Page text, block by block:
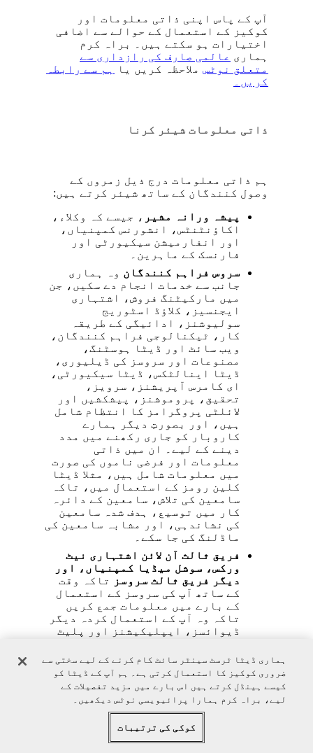
آپ کے پاس اپنی ذاتی معلومات اور
کوکیز کے استعمال کے حوالے سے اضافی
اختیارات ہو سکتے ہیں۔ براہ کرم
ہماری عالمی صارف کی رازداری سے
متعلق نوٹس ملاحظہ کریں یا
ہم سے رابطہ
کریں۔
ذاتی معلومات شیئر کرنا
ہم ذاتی معلومات درج ذیل زمروں کے
وصول کنندگان کے ساتھ شیئر کرتے ہیں:
پیشہ ورانہ مشیر ، جیسے کہ وکلاء،
اکاؤنٹنٹس، انشورنس کمپنیاں،
اور انفارمیشن سیکیورٹی اور
فارنسک کے ماہرین۔
سروس فراہم کنندگان وہ ہماری
جانب سے خدمات انجام دے سکیں، جن
میں مارکیٹنگ فروش، اشتہاری
ایجنسیز، کلاؤڈ اسٹوریج
سولیوشنز، ادائیگی کے طریقہ
کار، ٹیکنالوجی فراہم کنندگان،
ویب سائٹ اور ڈیٹا ہوسٹنگ،
مصنوعات اور سروسز کی ڈیلیوری،
ڈیٹا اینالٹکس، ڈیٹا سیکیورٹی،
ای کامرس آپریشنز، سرویز،
تحقیق، پروموشنز، پیشکشیں اور
لائلٹی پروگرامز کا انتظام شامل
ہیں، اور بصورتِ دیگر ہمارے
کاروبار کو جاری رکھنے میں مدد
دینے کے لیے۔ ان میں ذاتی
معلومات اور فرضی ناموں کی صورت
میں معلومات شامل ہیں، مثلا ڈیٹا
کلین رومز کے استعمال میں، تاکہ
سامعین کی تلاش، سامعین کے دائرہ
کار میں توسیع، ہدف شدہ سامعین
کی نشاندہی، اور مشابہ سامعین کی
ماڈلنگ کی جا سکے۔
فریق ثالث آن لائن اشتہاری نیٹ
ورکس، سوشل میڈیا کمپنیاں، اور
دیگر فریق ثالث سروسز
تاکہ وقت
کے ساتھ آپ کی سروسز کے استعمال
کے بارے میں معلومات جمع کریں
تاکہ وہ آپ کے استعمال کردہ دیگر
ڈیوائسز، ایپلیکیشنز اور پلیٹ
دکھا سکیں۔
کاروباری پارٹنرز(منظوری کے
ساتھ، جہاں درکار ہو) تاکہ آپ کو
اضافی پیشکش فراہم کی جا سکیں،
ہمارے پارٹنرز سے معلومات تک
رسائی ہو، اور اسے مارکیٹنگ کے
ہماری ڈیٹا ٹرسٹ سینٹر سائٹ کام کرنے کے لیے سختی سے
ضروری کوکیز کا استعمال کرتی ہے۔ ہم آپ کے ڈیٹا کو
کیسے ہینڈل کرتے ہیں اس بارے میں مزید تفصیلات کے
لیے، براہ کرم ہمارا پرائیویسی نوٹس دیکھیں۔
کوکی کی ترتیبات